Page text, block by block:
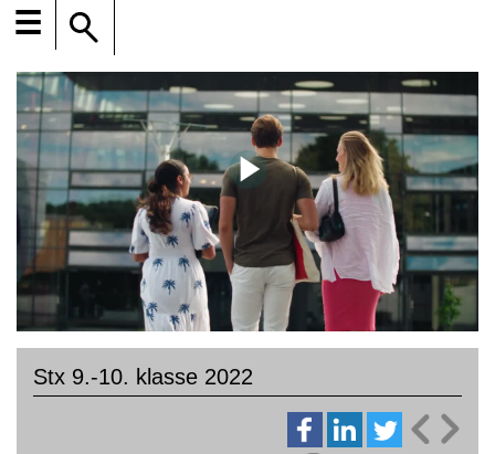
☰
Stx 9.-10. klasse 2022